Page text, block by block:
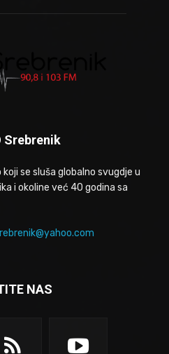
Srebrenik
se sluša globalno svugdje u
i okoline već 40 godina sa
NAS